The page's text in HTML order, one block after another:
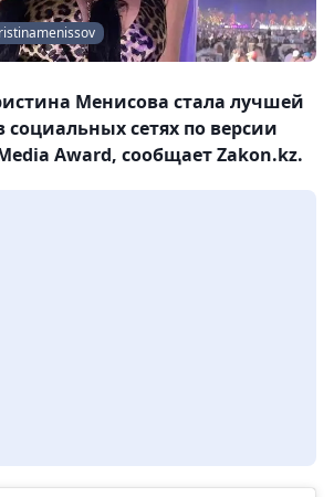
Менисова стала лучшей
сетях по версии
Award, сообщает Zakon.kz.